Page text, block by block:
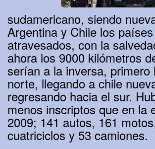
sudamericano, siendo
Argentina y Chile los países
atravesados, con la
ahora los 9000 kilómetros
serían a la inversa, primero
norte, llegando a chile
regresando hacia el sur.
menos inscriptos que en la
2009; 141 autos, 161
cuatriciclos y 53 camiones.